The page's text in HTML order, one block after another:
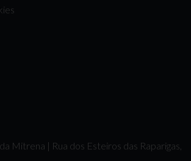
Mitrena | Rua dos Esteiros das Raparigas,